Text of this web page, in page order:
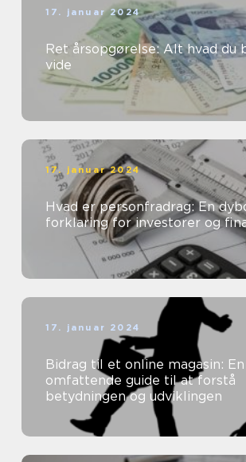
17. januar 2024
Ret årsopgørelse: Alt hvad du
vide
17. januar 2024
Hvad er personfradrag: En
forklaring for investorer og
17. januar 2024
Bidrag til et online magasin: En
omfattende guide til at forstå
betydningen og udviklingen